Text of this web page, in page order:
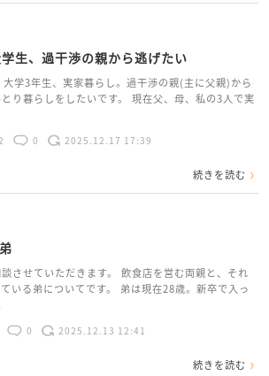
生、過干渉の親から逃げたい
学3年生、実家暮らし。過干渉の親(主に父親)から
り暮らしをしたいです。 現在父、母、私の3人で実
0 2025.12.17 17:39
続きを読む
させていただきます。 飲食店を営む両親と、それ
いる弟についてです。 弟は現在28歳。新卒で入っ
0 2025.12.13 12:41
続きを読む